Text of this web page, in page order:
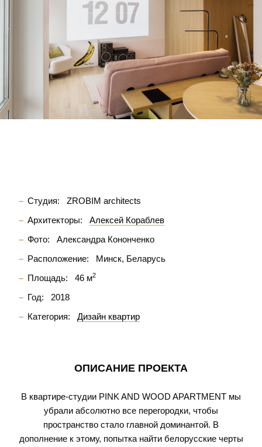
Студия:
ZROBIM architects
Архитекторы:
Алексей Кораблев
Фото:
Александра Кононченко
Расположение:
Минск, Беларусь
Площадь:
46 м2
Год:
2018
Категория:
Дизайн квартир
ОПИСАНИЕ ПРОЕКТА
В квартире-студии PINK AND WOOD APARTMENT мы
убрали абсолютно все перегородки, чтобы
пространство стало главной доминантой. В
дополнение к этому, попытка найти белорусские черты